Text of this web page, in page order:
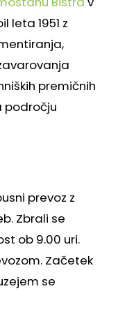
leta 1951 z
premičnih
področju
prevoz z
Zbrali se
ob 9.00 uri.
Začetek
se